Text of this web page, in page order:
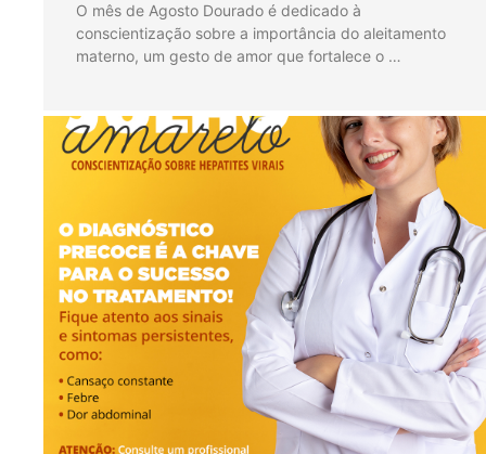
O mês de Agosto Dourado é dedicado à
conscientização sobre a importância do aleitamento
materno, um gesto de amor que fortalece o …